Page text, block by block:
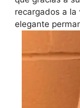
recargados a la
elegante